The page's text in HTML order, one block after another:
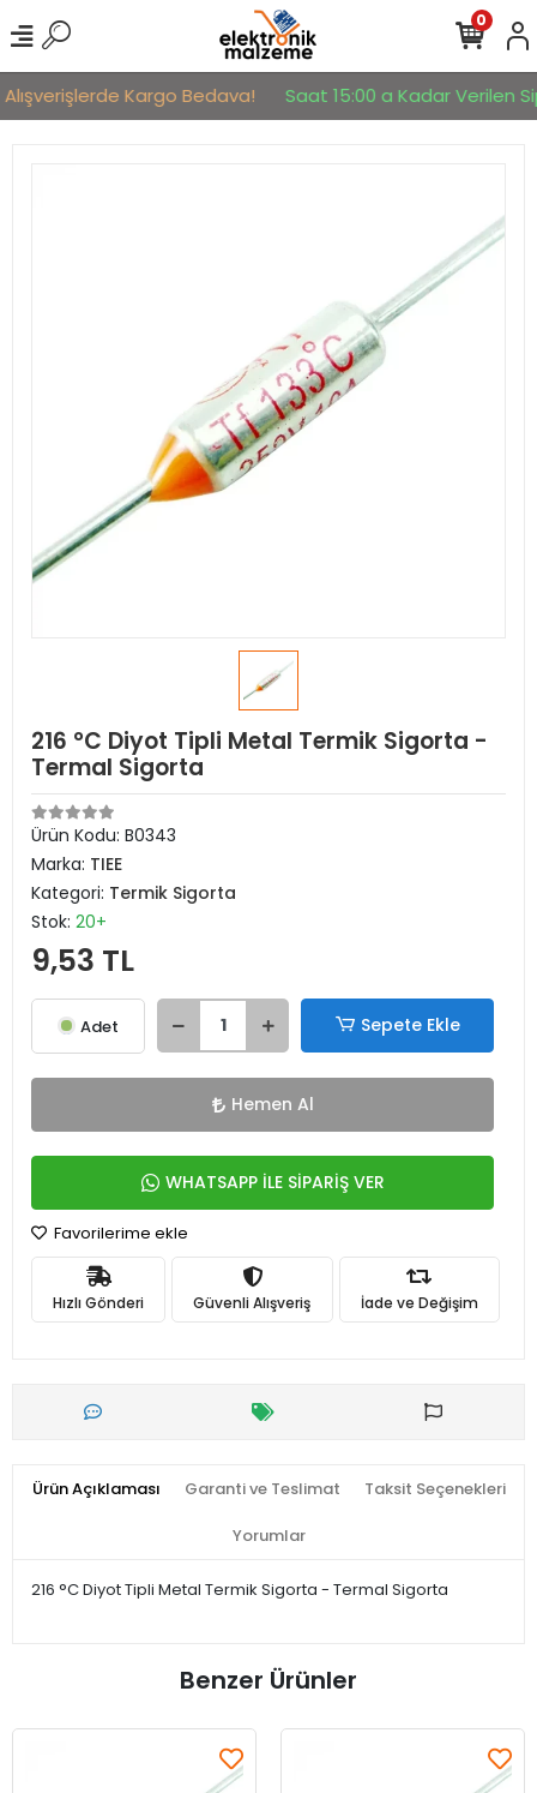
Kargo Bedava! Saat 15:00 a Kadar Verilen
0
216 °C Diyot Tipli Metal Termik Sigorta -
Termal Sigorta
Ürün Kodu: B0343
Marka: TIEE
Kategori: Termik Sigorta
Stok: 20+
9,53 TL
Adet Sepete Ekle
Hemen Al
WHATSAPP İLE SİPARİŞ VER
Favorilerime ekle
Hızlı Gönderi Güvenli Alışveriş İade ve Değişim
Ürün Açıklaması Garanti ve Teslimat Taksit Seçenekleri
Yorumlar
216 °C Diyot Tipli Metal Termik Sigorta - Termal Sigorta
Benzer Ürünler